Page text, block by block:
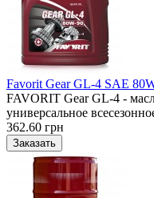
Favorit Gear GL-4 SAE
FAVORIT Gear GL-4 -
универсальное
362.60 грн